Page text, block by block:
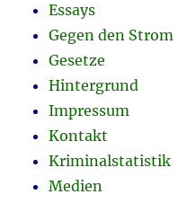
Essays
Gegen den Strom
Gesetze
Hintergrund
Impressum
Kontakt
Kriminalstatistik
Medien